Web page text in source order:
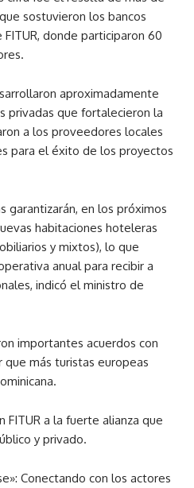
sostuvieron los bancos
donde participaron 60
aproximadamente
privadas que fortalecieron la
a los proveedores locales
para el éxito de los proyectos
garantizarán, en los próximos
habitaciones hoteleras
y mixtos), lo que
anual para recibir a
indicó el ministro de
importantes acuerdos con
que más turistas europeas
a la fuerte alianza que
y privado.
Conectando con los actores